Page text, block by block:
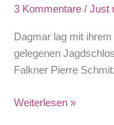
3 Kommentare / Just
Dagmar lag mit
gelegenen
Falkner Pierre
Begegnung
Weiterlesen »